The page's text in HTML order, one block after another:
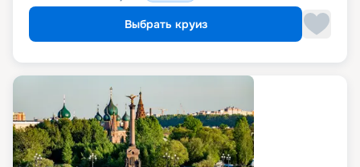
Выбрать круиз